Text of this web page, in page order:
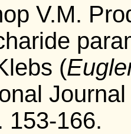
V.M.
(
153-166.